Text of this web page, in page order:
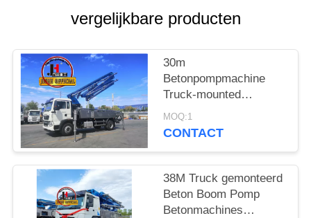
SITEMAP
PRIVACYBELEID
vergelijkbare producten
30m
Betonpompmachine
Truck-mounted
Concrete Boom Pump
Trucks 30m 38m 48m
MOQ:1
CONTACT
38M Truck gemonteerd
Beton Boom Pomp
Betonmachines